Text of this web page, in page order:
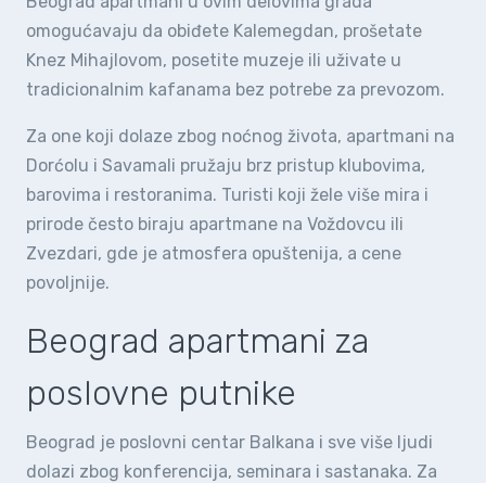
omogućavaju da obiđete Kalemegdan, prošetate
Knez Mihajlovom, posetite muzeje ili uživate u
tradicionalnim kafanama bez potrebe za prevozom.
Za one koji dolaze zbog noćnog života, apartmani na
Dorćolu i Savamali pružaju brz pristup klubovima,
barovima i restoranima. Turisti koji žele više mira i
prirode često biraju apartmane na Voždovcu ili
Zvezdari, gde je atmosfera opuštenija, a cene
povoljnije.
Beograd apartmani za
poslovne putnike
Beograd je poslovni centar Balkana i sve više ljudi
dolazi zbog konferencija, seminara i sastanaka. Za